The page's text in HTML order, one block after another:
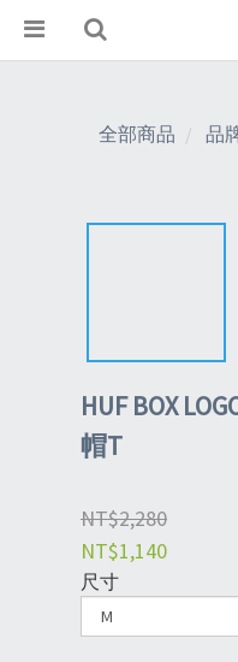
全部商品 品
HUF BOX
帽T
NT$2,280
NT$1,140
尺寸